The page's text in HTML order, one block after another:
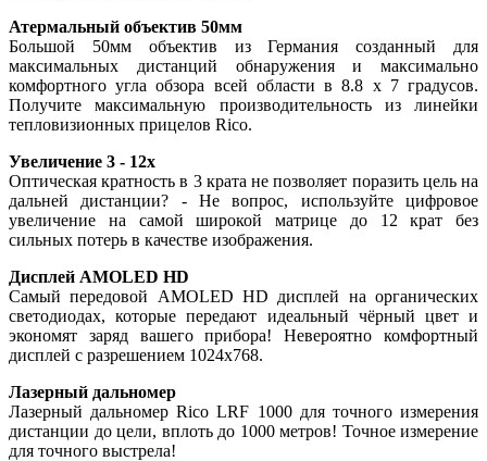
Атермальный объектив 50мм
Большой 50мм объектив из Германия созданный для
максимальных дистанций обнаружения и максимально
комфортного угла обзора всей области в 8.8 x 7 градусов.
Получите максимальную производительность из линейки
тепловизионных прицелов Rico.
Увеличение 3 - 12x
Оптическая кратность в 3 крата не позволяет поразить цель на
дальней дистанции? - Не вопрос, используйте цифровое
увеличение на самой широкой матрице до 12 крат без
сильных потерь в качестве изображения.
Дисплей AMOLED HD
Самый передовой AMOLED HD дисплей на органических
светодиодах, которые передают идеальный чёрный цвет и
экономят заряд вашего прибора! Невероятно комфортный
дисплей с разрешением 1024x768.
Лазерный дальномер
Лазерный дальномер Rico LRF 1000 для точного измерения
дистанции до цели, вплоть до 1000 метров! Точное измерение
для точного выстрела!